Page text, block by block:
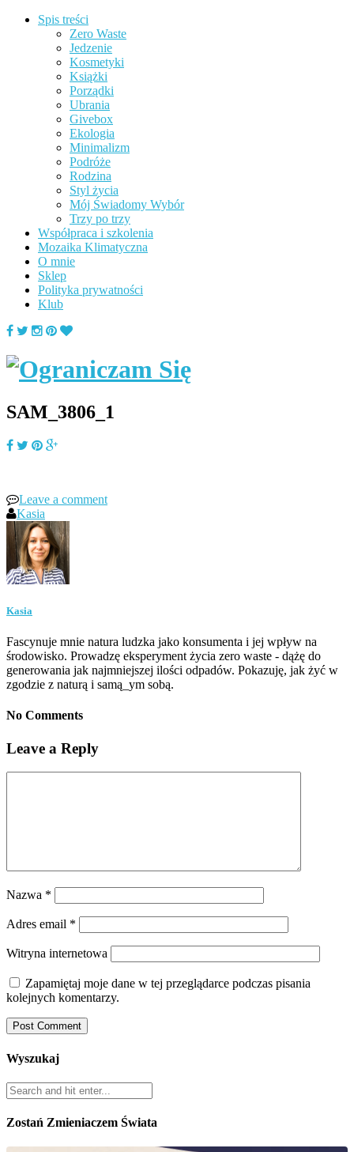
Spis treści
Zero Waste
Jedzenie
Kosmetyki
Książki
Porządki
Ubrania
Givebox
Ekologia
Minimalizm
Podróże
Rodzina
Styl życia
Mój Świadomy Wybór
Trzy po trzy
Współpraca i szkolenia
Mozaika Klimatyczna
O mnie
Sklep
Polityka prywatności
Klub
SAM_3806_1
Leave a comment
Kasia
Kasia
Fascynuje mnie natura ludzka jako konsumenta i jej wpływ na
środowisko. Prowadzę eksperyment życia zero waste - dążę do
generowania jak najmniejszej ilości odpadów. Pokazuję, jak żyć w
zgodzie z naturą i samą_ym sobą.
No Comments
Leave a Reply
Nazwa *
Adres email *
Witryna internetowa
Zapamiętaj moje dane w tej przeglądarce podczas pisania
kolejnych komentarzy.
Wyszukaj
Zostań Zmieniaczem Świata